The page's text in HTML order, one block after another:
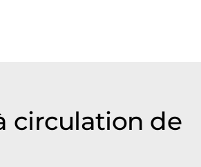
circulation de